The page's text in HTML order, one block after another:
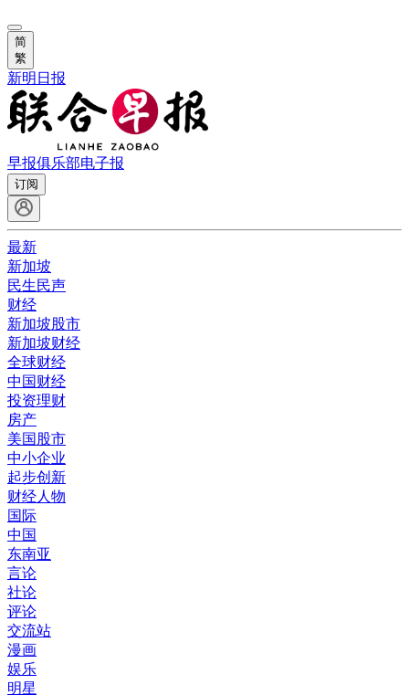
简
繁
新明日报
早报俱乐部电子报
订阅
最新
新加坡
民生民声
财经
新加坡股市
新加坡财经
全球财经
中国财经
投资理财
房产
美国股市
中小企业
起步创新
财经人物
国际
中国
东南亚
言论
社论
评论
交流站
漫画
娱乐
明星